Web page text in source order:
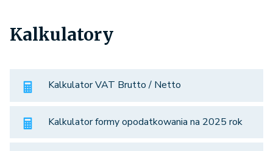
Kalkulatory
Kalkulator VAT Brutto / Netto
Kalkulator formy opodatkowania na 2025 rok